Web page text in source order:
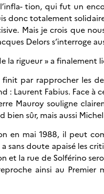
tion, qui fut un
donc totalement
Mais je crois que
Delors s’interroge
la rigueur » a finalement
par rapprocher les
: Laurent Fabius. Face
Mauroy souligne
sûr, mais aussi
en mai 1988, il peut
sans doute apaisé les
et la rue de Solférino
ainsi au